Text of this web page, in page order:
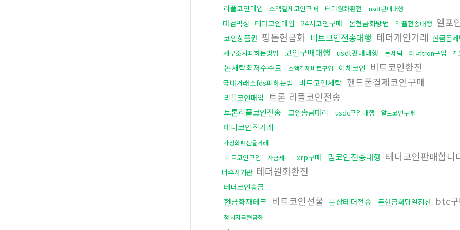
리플코인매입 소액결제코인구매 테더원화환전 usdt판매대행
대검믹싱 테더코인매입 24시코인구매 돈현금화방법 리플전송대행 엘포
코인상품권 핑돈현금화 비트코인전송대행 테더개인거래 현금돈
세무조사피하는방법 코인구매대행 usdt판매대행 돈세탁 테더tron구입 잡
돈세탁최저수수료 소액결제비트구입 이체코인 비트코인환전
국내거래소fds피하는법 비트코인세탁 핸드폰결제코인구매
리플코인매입 트론 리플코인전송
트론리플코인전송 코인송금대리 usdc구입대행 알트코인구매
테더코인직거래
가상화폐선물거래
비트코인구입 자금세탁 xrp구매 밈코인전송대행 테더코인판매합
더수사기관 테더원화환전
테더코인송금
현금화재테크 비트코인선물 문상테더전송 돈현금화당일정산 btc
정치자금현금화